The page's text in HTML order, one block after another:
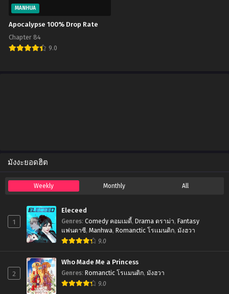
Chapter 108
Chapter 107
January 20, 2024
Chapter 103
January 20, 2024
January 20, 2024
Chapter 101
January 20, 2024
Chapter 100
January 20, 2024
Chapter 99
MANHUA
Apocalypse 100% Drop Rate
Chapter 84
9.0
มังงะยอดฮิต
Weekly Monthly All
1
Eleceed
Genres: Comedy คอมเมดี้, Drama ดราม่า, Fantasy
แฟนตาซี, Manhwa, Romanctic โรเเมนติก, มังฮวา
9.0
2
Who Made Me a Princess
Genres: Romanctic โรเเมนติก, มังฮวา
9.0